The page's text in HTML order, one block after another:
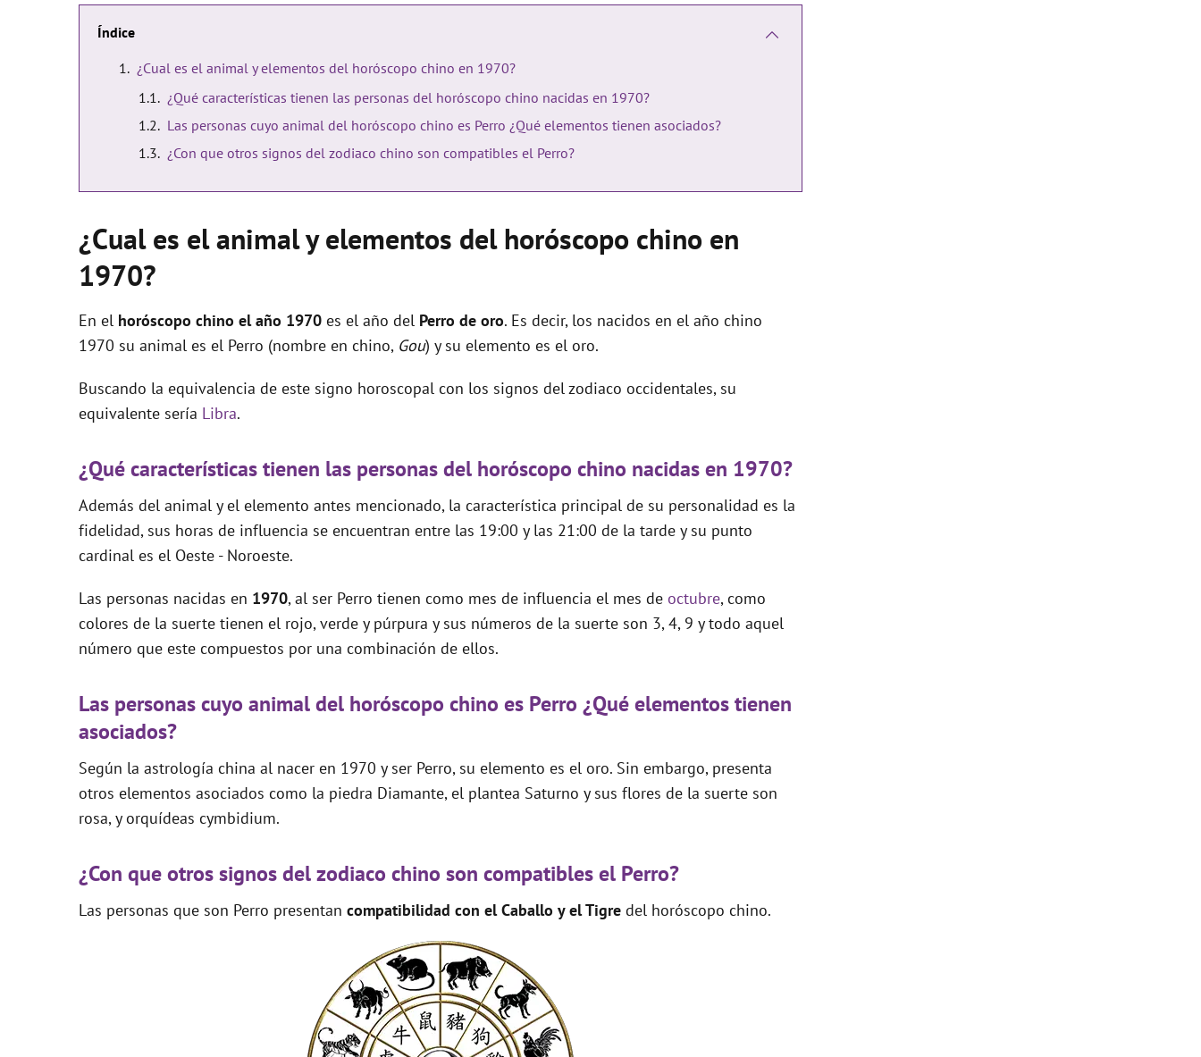
Índice
¿Cual es el animal y elementos del horóscopo chino en 1970?
¿Qué características tienen las personas del horóscopo chino nacidas en 1970?
Las personas cuyo animal del horóscopo chino es Perro ¿Qué elementos tienen asociados?
¿Con que otros signos del zodiaco chino son compatibles el Perro?
¿Cual es el animal y elementos del horóscopo chino en
1970?
En el horóscopo chino el año 1970 es el año del Perro de oro. Es decir, los nacidos en el año chino
1970 su animal es el Perro (nombre en chino, Gou) y su elemento es el oro.
Buscando la equivalencia de este signo horoscopal con los signos del zodiaco occidentales, su
equivalente sería Libra.
¿Qué características tienen las personas del horóscopo chino nacidas en 1970?
Además del animal y el elemento antes mencionado, la característica principal de su personalidad es la
fidelidad, sus horas de influencia se encuentran entre las 19:00 y las 21:00 de la tarde y su punto
cardinal es el Oeste - Noroeste.
Las personas nacidas en 1970, al ser Perro tienen como mes de influencia el mes de octubre, como
colores de la suerte tienen el rojo, verde y púrpura y sus números de la suerte son 3, 4, 9 y todo aquel
número que este compuestos por una combinación de ellos.
Las personas cuyo animal del horóscopo chino es Perro ¿Qué elementos tienen
asociados?
Según la astrología china al nacer en 1970 y ser Perro, su elemento es el oro. Sin embargo, presenta
otros elementos asociados como la piedra Diamante, el plantea Saturno y sus flores de la suerte son
rosa, y orquídeas cymbidium.
¿Con que otros signos del zodiaco chino son compatibles el Perro?
Las personas que son Perro presentan compatibilidad con el Caballo y el Tigre del horóscopo chino.